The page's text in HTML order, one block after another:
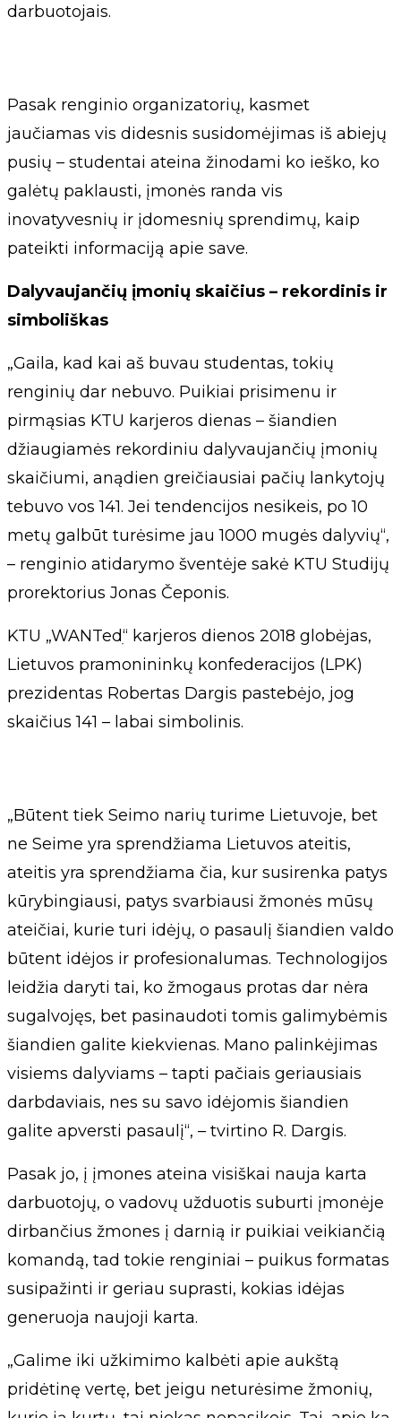
darbuotojais.
Pasak renginio organizatorių, kasmet
jaučiamas vis didesnis susidomėjimas iš abiejų
pusių – studentai ateina žinodami ko ieško, ko
galėtų paklausti, įmonės randa vis
inovatyvesnių ir įdomesnių sprendimų, kaip
pateikti informaciją apie save.
Dalyvaujančių įmonių skaičius – rekordinis ir
simboliškas
„Gaila, kad kai aš buvau studentas, tokių
renginių dar nebuvo. Puikiai prisimenu ir
pirmąsias KTU karjeros dienas – šiandien
džiaugiamės rekordiniu dalyvaujančių įmonių
skaičiumi, anądien greičiausiai pačių lankytojų
tebuvo vos 141. Jei tendencijos nesikeis, po 10
metų galbūt turėsime jau 1000 mugės dalyvių“,
– renginio atidarymo šventėje sakė KTU Studijų
prorektorius Jonas Čeponis.
KTU „WANTedׅ“ karjeros dienos 2018 globėjas,
Lietuvos pramonininkų konfederacijos (LPK)
prezidentas Robertas Dargis pastebėjo, jog
skaičius 141 – labai simbolinis.
„Būtent tiek Seimo narių turime Lietuvoje, bet
ne Seime yra sprendžiama Lietuvos ateitis,
ateitis yra sprendžiama čia, kur susirenka patys
kūrybingiausi, patys svarbiausi žmonės mūsų
ateičiai, kurie turi idėjų, o pasaulį šiandien valdo
būtent idėjos ir profesionalumas. Technologijos
leidžia daryti tai, ko žmogaus protas dar nėra
sugalvojęs, bet pasinaudoti tomis galimybėmis
šiandien galite kiekvienas. Mano palinkėjimas
visiems dalyviams – tapti pačiais geriausiais
darbdaviais, nes su savo idėjomis šiandien
galite apversti pasaulį“, – tvirtino R. Dargis.
Pasak jo, į įmones ateina visiškai nauja karta
darbuotojų, o vadovų užduotis suburti įmonėje
dirbančius žmones į darnią ir puikiai veikiančią
komandą, tad tokie renginiai – puikus formatas
susipažinti ir geriau suprasti, kokias idėjas
generuoja naujoji karta.
„Galime iki užkimimo kalbėti apie aukštą
pridėtinę vertę, bet jeigu neturėsime žmonių,